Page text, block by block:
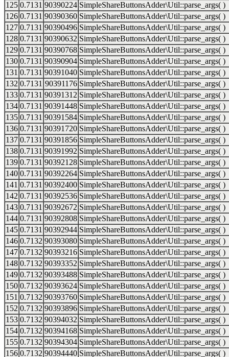
125 0.7131 90390224 SimpleShareButtonsAdder\Util::parse_args( )
126 0.7131 90390360 SimpleShareButtonsAdder\Util::parse_args( )
127 0.7131 90390496 SimpleShareButtonsAdder\Util::parse_args( )
128 0.7131 90390632 SimpleShareButtonsAdder\Util::parse_args( )
129 0.7131 90390768 SimpleShareButtonsAdder\Util::parse_args( )
130 0.7131 90390904 SimpleShareButtonsAdder\Util::parse_args( )
131 0.7131 90391040 SimpleShareButtonsAdder\Util::parse_args( )
132 0.7131 90391176 SimpleShareButtonsAdder\Util::parse_args( )
133 0.7131 90391312 SimpleShareButtonsAdder\Util::parse_args( )
134 0.7131 90391448 SimpleShareButtonsAdder\Util::parse_args( )
135 0.7131 90391584 SimpleShareButtonsAdder\Util::parse_args( )
136 0.7131 90391720 SimpleShareButtonsAdder\Util::parse_args( )
137 0.7131 90391856 SimpleShareButtonsAdder\Util::parse_args( )
138 0.7131 90391992 SimpleShareButtonsAdder\Util::parse_args( )
139 0.7131 90392128 SimpleShareButtonsAdder\Util::parse_args( )
140 0.7131 90392264 SimpleShareButtonsAdder\Util::parse_args( )
141 0.7131 90392400 SimpleShareButtonsAdder\Util::parse_args( )
142 0.7131 90392536 SimpleShareButtonsAdder\Util::parse_args( )
143 0.7131 90392672 SimpleShareButtonsAdder\Util::parse_args( )
144 0.7131 90392808 SimpleShareButtonsAdder\Util::parse_args( )
145 0.7131 90392944 SimpleShareButtonsAdder\Util::parse_args( )
146 0.7132 90393080 SimpleShareButtonsAdder\Util::parse_args( )
147 0.7132 90393216 SimpleShareButtonsAdder\Util::parse_args( )
148 0.7132 90393352 SimpleShareButtonsAdder\Util::parse_args( )
149 0.7132 90393488 SimpleShareButtonsAdder\Util::parse_args( )
150 0.7132 90393624 SimpleShareButtonsAdder\Util::parse_args( )
151 0.7132 90393760 SimpleShareButtonsAdder\Util::parse_args( )
152 0.7132 90393896 SimpleShareButtonsAdder\Util::parse_args( )
153 0.7132 90394032 SimpleShareButtonsAdder\Util::parse_args( )
154 0.7132 90394168 SimpleShareButtonsAdder\Util::parse_args( )
155 0.7132 90394304 SimpleShareButtonsAdder\Util::parse_args( )
156 0.7132 90394440 SimpleShareButtonsAdder\Util::parse_args( )